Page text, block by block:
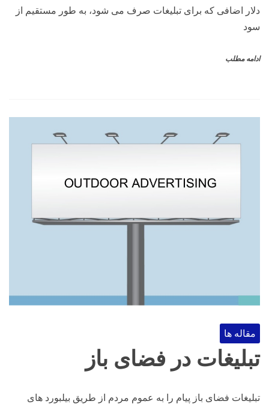
دلار اضافی که برای تبلیغات صرف می شود، به طور مستقیم از
سود
ادامه مطلب
مقاله ها
تبلیغات در فضای باز
تبلیغات فضای باز پیام را به عموم مردم از طریق بیلبورد های